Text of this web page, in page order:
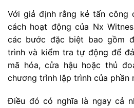
Với giả định rằng kẻ tấn công
cách hoạt động của Nx
các bước đặc biệt bao gồm
trình và kiểm tra tự động để
mã hóa, cửa hậu hoặc thủ
chương trình lập trình của phần
Điều đó có nghĩa là ngay cả